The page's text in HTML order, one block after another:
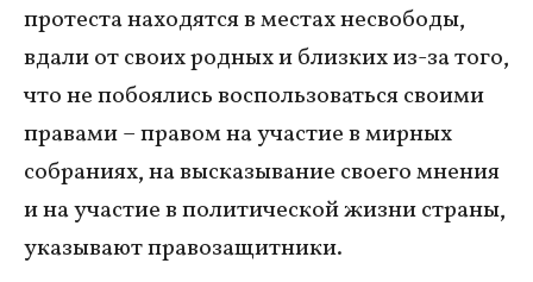
протеста находятся в местах несвободы,
вдали от своих родных и близких из-за того,
что не побоялись воспользоваться своими
правами – правом на участие в мирных
собраниях, на высказывание своего мнения
и на участие в политической жизни страны,
указывают правозащитники.